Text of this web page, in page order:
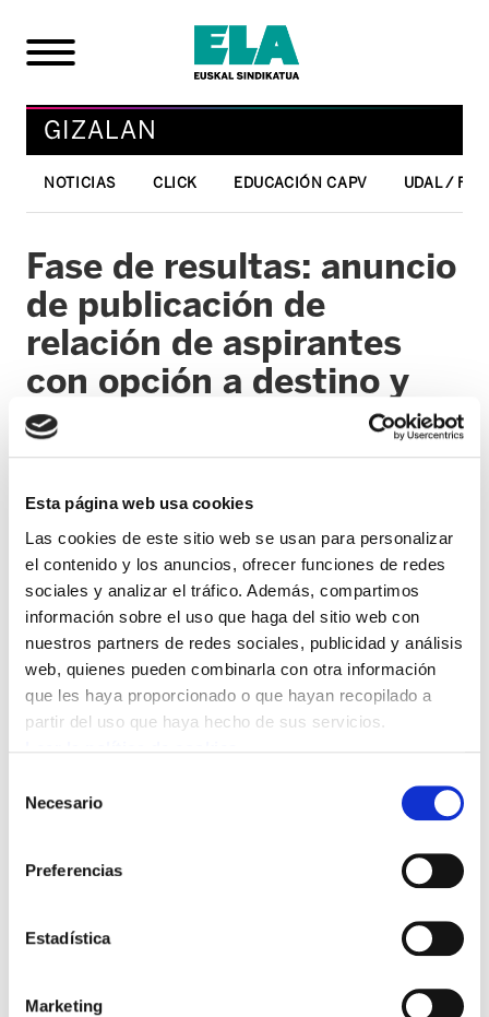
Esta página web usa cookies
Las cookies de este sitio web se usan para personalizar
el contenido y los anuncios, ofrecer funciones de redes
sociales y analizar el tráfico. Además, compartimos
información sobre el uso que haga del sitio web con
nuestros partners de redes sociales, publicidad y análisis
web, quienes pueden combinarla con otra información
que les haya proporcionado o que hayan recopilado a
partir del uso que haya hecho de sus servicios.
Necesario
Preferencias
Estadística
Marketing
GIZALAN
NOTICIAS CLICK EDUCACIÓN CAPV UDAL /
Fase de resultas: anuncio
de publicación de
relación de aspirantes
con opción a destino y
relación de destinos
ofertados de FEM Médico
de Familia EAP, Pediatría
EAP y Pediatría
Hospitalaria.
11/02/2011
GIZALAN
Con fecha 27 de enero, Osakidetza ha
colgado en su página web un aviso donde
distintas resoluciones de oferta de
RESULTAS de las siguientes categorías:
Para ver el fichero pinche aquí